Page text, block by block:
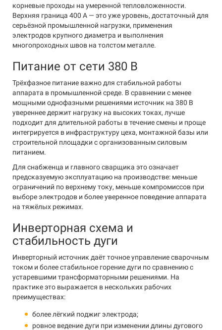
корневые проходы на умеренной тепловложенности.
Верхняя граница 400 А — это уже уровень, достаточный для
серьёзной промышленной нагрузки, применения
электродов крупного диаметра и выполнения
многопроходных швов на толстом металле.
Питание от сети 380 В
Трёхфазное питание важно для стабильной работы
аппарата в промышленной среде. В сравнении с менее
мощными однофазными решениями источник на 380 В
увереннее держит нагрузку на высоких токах, лучше
подходит для длительной работы в течение смены и проще
интегрируется в инфраструктуру цеха, монтажной базы или
строительной площадки с организованным силовым
питанием.
Для снабженца и главного сварщика это означает
предсказуемую эксплуатацию на производстве: меньше
ограничений по верхнему току, меньше компромиссов при
выборе электродов и более уверенное поведение аппарата
на тяжёлых режимах.
Инверторная схема и
стабильность дуги
Инверторный источник даёт точное управление сварочным
током и более стабильное горение дуги по сравнению с
устаревшими трансформаторными решениями. На
практике это выражается в нескольких рабочих
преимуществах:
более лёгкий поджиг электрода;
ровное ведение дуги при изменении длины дугового